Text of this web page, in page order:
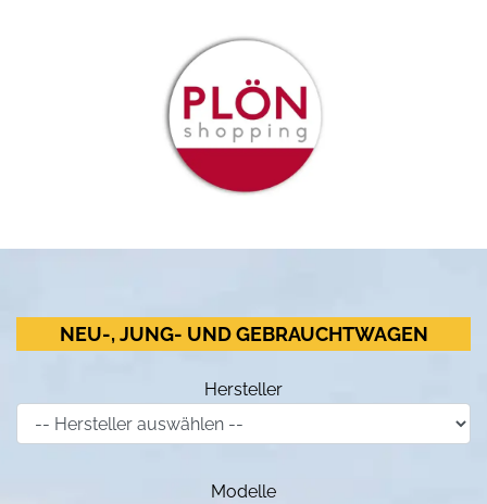
NEU-, JUNG- UND GEBRAUCHTWAGEN
Hersteller
Modelle